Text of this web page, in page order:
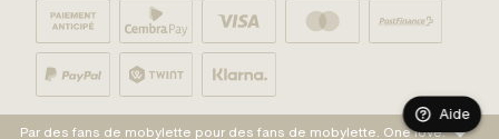
Par des fans de mobylette pour des fans de mobylette. One love.
Aide